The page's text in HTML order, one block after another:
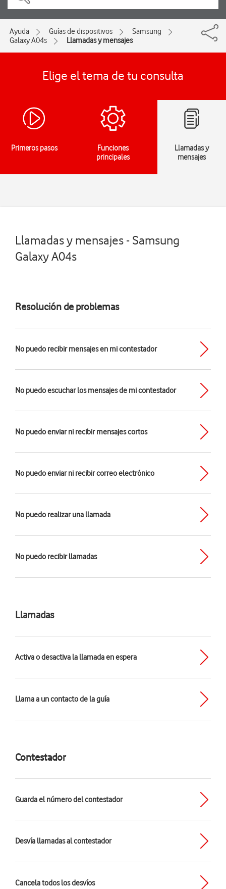
Ayuda Guías de dispositivos
Samsung
Galaxy A04s
Llamadas y mensajes
Elige el tema de tu consulta
Primeros pasos
Funciones
principales
Llamadas y
mensajes
Llamadas y mensajes - Samsung
Galaxy A04s
Resolución de problemas
No puedo recibir mensajes en mi contestador
No puedo escuchar los mensajes de mi contestador
No puedo enviar ni recibir mensajes cortos
No puedo enviar ni recibir correo electrónico
No puedo realizar una llamada
No puedo recibir llamadas
Llamadas
Activa o desactiva la llamada en espera
Llama a un contacto de la guía
Contestador
Guarda el número del contestador
Desvía llamadas al contestador
Cancela todos los desvíos